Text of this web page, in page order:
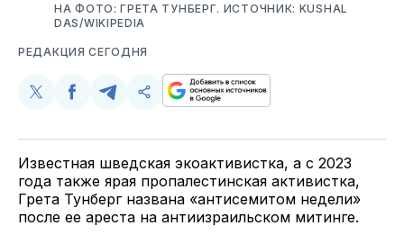
НА ФОТО: ГРЕТА ТУНБЕРГ. ИСТОЧНИК: KUSHAL
DAS/WIKIPEDIA
РЕДАКЦИЯ СЕГОДНЯ
Поделиться
Twitter
Поделиться
Facebook
Поделиться
Telegram
Скопируйте
поделитесь
Известная шведская экоактивистка, а с 2023
года также ярая пропалестинская активистка,
Грета Тунберг названа «антисемитом недели»
после ее ареста на антиизраильском митинге.